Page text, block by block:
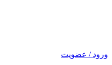
ورود / عضویت